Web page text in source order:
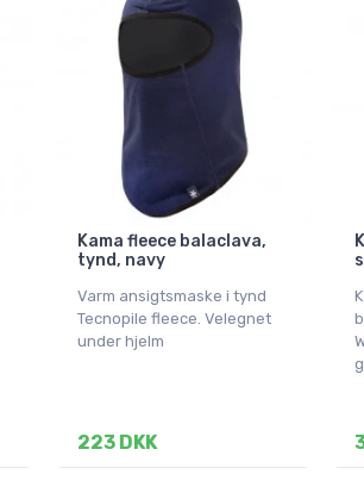
Kama fleece balaclava,
tynd, navy
Varm ansigtsmaske i tynd
Tecnopile fleece. Velegnet
under hjelm
223 DKK